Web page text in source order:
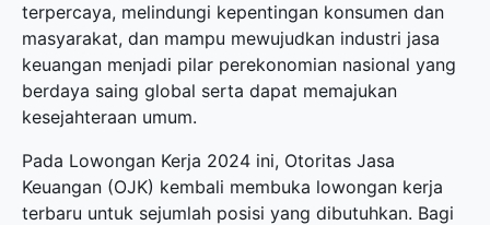
terpercaya, melindungi kepentingan konsumen dan
masyarakat, dan mampu mewujudkan industri jasa
keuangan menjadi pilar perekonomian nasional yang
berdaya saing global serta dapat memajukan
kesejahteraan umum.
Pada Lowongan Kerja 2024 ini, Otoritas Jasa
Keuangan (OJK) kembali membuka lowongan kerja
terbaru untuk sejumlah posisi yang dibutuhkan. Bagi